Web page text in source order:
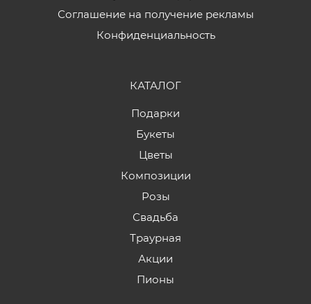
Соглашение на получение рекламы
Конфиденциальность
КАТАЛОГ
Подарки
Букеты
Цветы
Композиции
Розы
Свадьба
Траурная
Акции
Пионы